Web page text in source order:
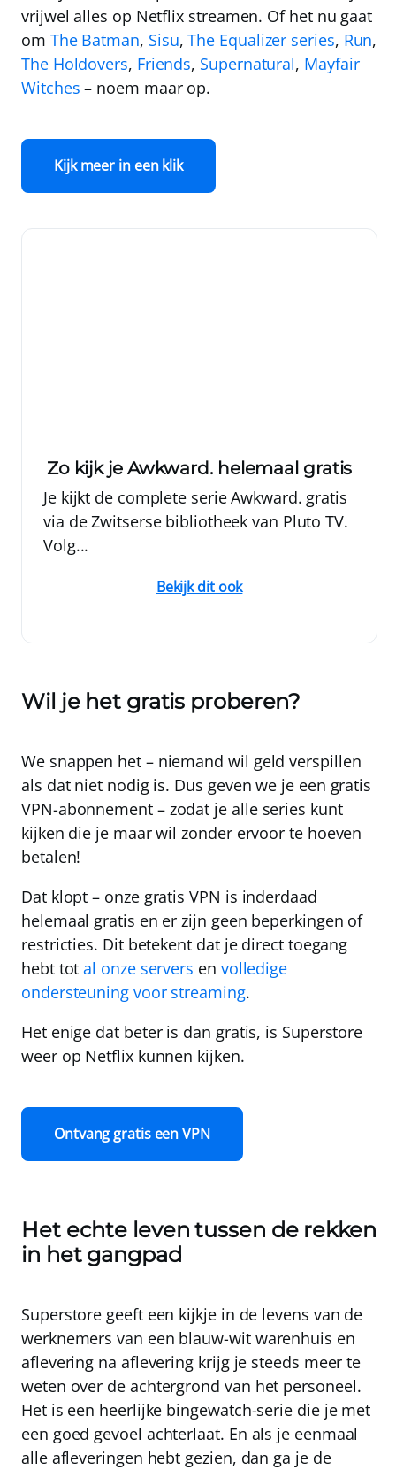
vrijwel alles op Netflix streamen. Of het nu gaat
om The Batman, Sisu,The Equalizer series, Run,
The Holdovers, Friends, Supernatural, Mayfair
Witches – noem maar op.
Kijk meer in een klik
Zo kijk je Awkward. helemaal gratis
Je kijkt de complete serie Awkward. gratis
via de Zwitserse bibliotheek van Pluto TV.
Volg...
Bekijk dit ook
Wil je het gratis proberen?
We snappen het – niemand wil geld verspillen
als dat niet nodig is. Dus geven we je een gratis
VPN-abonnement– zodat je alle series kunt
kijken die je maar wil zonder ervoor te hoeven
betalen!
Dat klopt – onze gratis VPN is inderdaad
helemaal gratis en er zijn geen beperkingen of
restricties. Dit betekent dat je direct toegang
hebt total onze servers en volledige
ondersteuning voor streaming.
Het enige dat beter is dan gratis, is Superstore
weer op Netflix kunnen kijken.
Ontvang gratis een VPN
Het echte leven tussen de rekken
in het gangpad
Superstore geeft een kijkje in de levens van de
werknemers van een blauw-wit warenhuis en
aflevering na aflevering krijg je steeds meer te
weten over de achtergrond van het personeel.
Het is een heerlijke bingewatch-serie die je met
een goed gevoel achterlaat. En als je eenmaal
alle afleveringen hebt gezien, dan ga je de